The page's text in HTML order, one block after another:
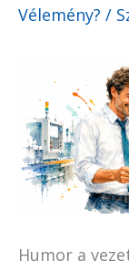
Vélemény? /
Humor a